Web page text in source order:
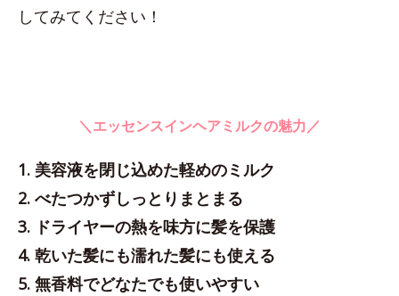
してみてください！
＼エッセンスインヘアミルクの魅力／
1. 美容液を閉じ込めた軽めのミルク
2. べたつかずしっとりまとまる
3. ドライヤーの熱を味方に髪を保護
4. 乾いた髪にも濡れた髪にも使える
5. 無香料でどなたでも使いやすい